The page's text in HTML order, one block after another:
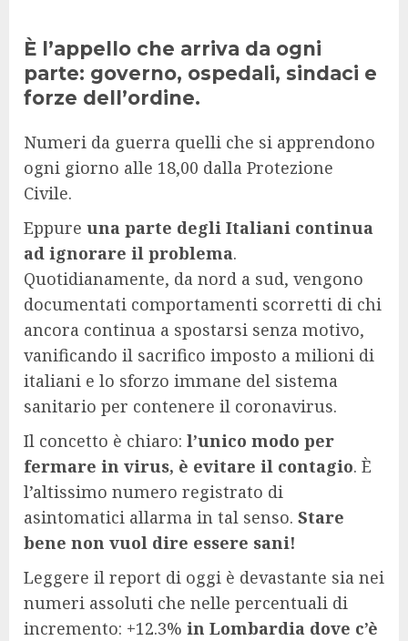
È l’appello che arriva da ogni
parte: governo, ospedali, sindaci e
forze dell’ordine.
Numeri da guerra quelli che si apprendono
ogni giorno alle 18,00 dalla Protezione
Civile.
Eppure una parte degli Italiani continua
ad ignorare il problema.
Quotidianamente, da nord a sud, vengono
documentati comportamenti scorretti di chi
ancora continua a spostarsi senza motivo,
vanificando il sacrifico imposto a milioni di
italiani e lo sforzo immane del sistema
sanitario per contenere il coronavirus.
Il concetto è chiaro: l’unico modo per
fermare in virus, è evitare il contagio. È
l’altissimo numero registrato di
asintomatici allarma in tal senso. Stare
bene non vuol dire essere sani!
Leggere il report di oggi è devastante sia nei
numeri assoluti che nelle percentuali di
incremento: +12.3% in Lombardia dove c’è